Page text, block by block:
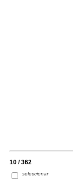
10 / 362
seleccionar